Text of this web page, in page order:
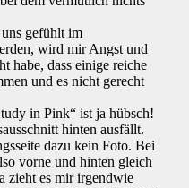
gefühlt im
wird mir Angst und
habe, dass einige reiche
und es nicht gerecht
in Pink“ ist ja hübsch!
hinten ausfällt.
dazu kein Foto. Bei
vorne und hinten gleich
zieht es mir irgendwie